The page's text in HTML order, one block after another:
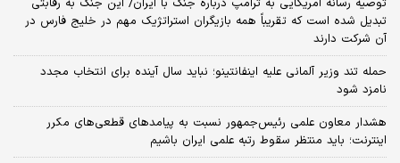
توصیه رسانه آمریکایی به ترامپ درباره جنگ با ایران/ این جنگ به رقابتی
تبدیل شده است که تقریباً همه بازیگران استراتژیک مهم در خلیج فارس در
آن شرکت دارند
حمله تند وزیر آلمانی علیه اینفانتینو؛ نباید سال آینده برای انتخاب مجدد
نامزد شود
هشدار معاون علمی رئیس‌جمهور نسبت به پیامدهای قطعی‌های مکرر
اینترنت؛ باید منتظر سقوط رتبه علمی ایران باشیم